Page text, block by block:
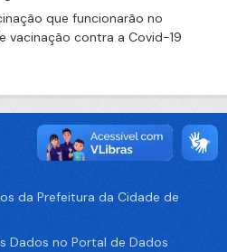
que funcionarão no
vacinação contra a Covid-19
da Prefeitura da Cidade de
Dados no Portal de Dados